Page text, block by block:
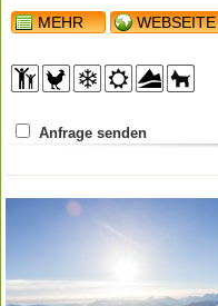
MEHR WEBSEITE
Anfrage senden